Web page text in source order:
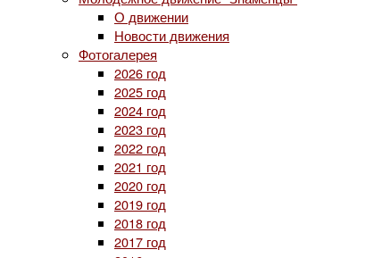
О движении
Новости движения
Фотогалерея
2026 год
2025 год
2024 год
2023 год
2022 год
2021 год
2020 год
2019 год
2018 год
2017 год